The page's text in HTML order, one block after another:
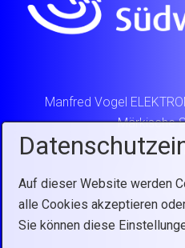
Manfred Vogel
Märkische
58675
Telefon: +49
Auf dieser Website werden
alle Cookies akzeptieren
Sie können diese